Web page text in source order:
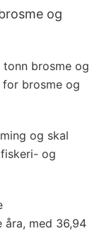
og
brosme og
brosme og
og skal
og
med 36,94